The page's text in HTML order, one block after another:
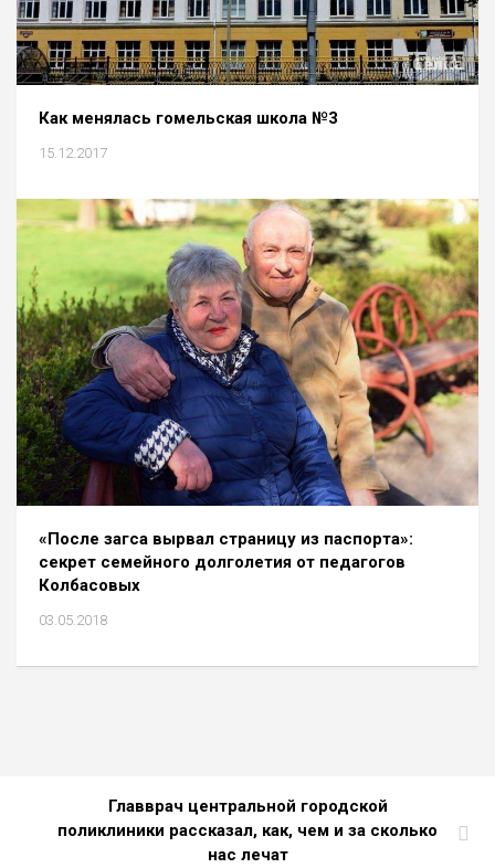
Как менялась гомельская школа №3
15.12.2017
«После загса вырвал страницу из паспорта»:
секрет семейного долголетия от педагогов
Колбасовых
03.05.2018
Главврач центральной городской
поликлиники рассказал, как, чем и за сколько
нас лечат